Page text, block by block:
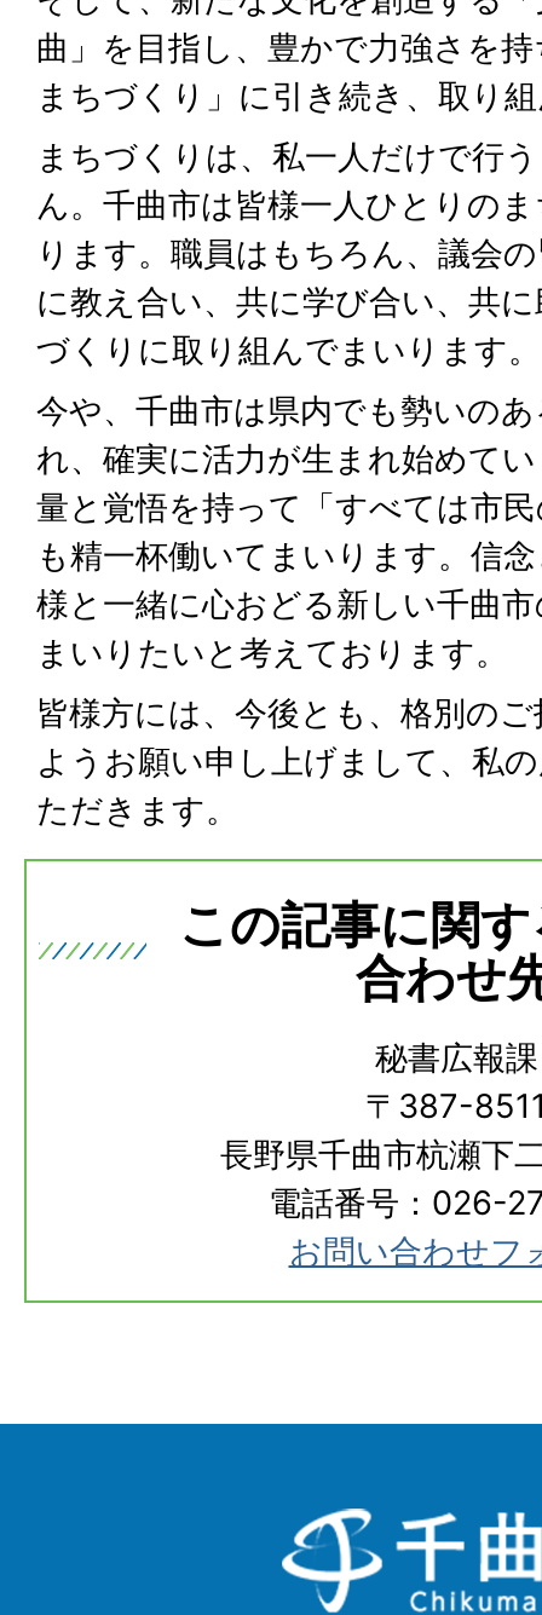
曲」を目指し、豊かで力強さを
まちづくり」に引き続き、取り
まちづくりは、私一人だけで行
ん。千曲市は皆様一人ひとりの
ります。職員はもちろん、議会
に教え合い、共に学び合い、共
づくりに取り組んでまいります。
今や、千曲市は県内でも勢いの
れ、確実に活力が生まれ始めて
量と覚悟を持って「すべては市
も精一杯働いてまいります。信
様と一緒に心おどる新しい千曲
まいりたいと考えております。
皆様方には、今後とも、格別の
ようお願い申し上げまして、私
ただきます。
この記事に関
合わせ
秘書広報課
〒387-
長野県千曲市杭瀬下
電話番号：026-
お問い合わせフ
千
曲